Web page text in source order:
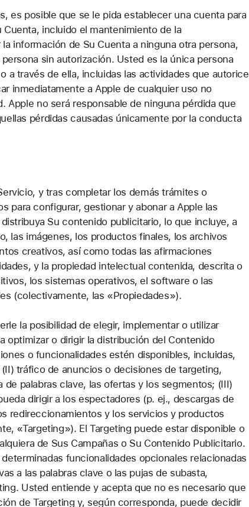
es posible que se le pida establecer una cuenta para
incluido el mantenimiento de la
información de Su Cuenta a ninguna otra persona,
sin autorización. Usted es la única persona
a través de ella, incluidas las actividades que autorice
inmediatamente a Apple de cualquier uso no
no será responsable de ninguna pérdida que
pérdidas causadas únicamente por la conducta
y tras completar los demás trámites o
para configurar, gestionar y abonar a Apple las
Su contenido publicitario, lo que incluye, a
las imágenes, los productos finales, los archivos
creativos, así como todas las afirmaciones
y la propiedad intelectual contenida, descrita o
los sistemas operativos, el software o las
(colectivamente, las «Propiedades»).
la posibilidad de elegir, implementar o utilizar
optimizar o dirigir la distribución del Contenido
o funcionalidades estén disponibles, incluidas,
tráfico de anuncios o decisiones de targeting,
palabras clave, las ofertas y los segmentos; (III)
dirigir a los espectadores (p. ej., descargas de
redireccionamientos y los servicios y productos
«Targeting»). El Targeting puede estar disponible o
de Sus Campañas o Su Contenido Publicitario.
funcionalidades opcionales relacionadas
a las palabras clave o las pujas de subasta,
Usted entiende y acepta que no es necesario que
de Targeting y, según corresponda, puede decidir